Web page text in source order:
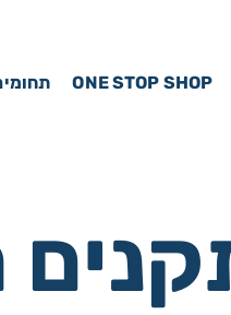
ONE STOP SHOP